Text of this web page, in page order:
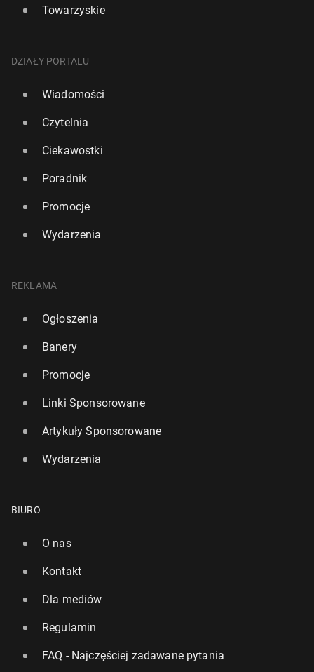
Towarzyskie
DZIAŁY PORTALU
Wiadomości
Czytelnia
Ciekawostki
Poradnik
Promocje
Wydarzenia
REKLAMA
Ogłoszenia
Banery
Promocje
Linki Sponsorowane
Artykuły Sponsorowane
Wydarzenia
BIURO
O nas
Kontakt
Dla mediów
Regulamin
FAQ - Najczęściej zadawane pytania